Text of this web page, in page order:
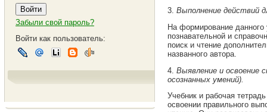
Забыли свой пароль?
Войти как пользователь:
3. Выполнение действий
На формирование
познавательной и
поиск и чтение
названного автора.
4. Выявление и освоение
осознанных умений).
Учебник и рабочая
освоении правильного